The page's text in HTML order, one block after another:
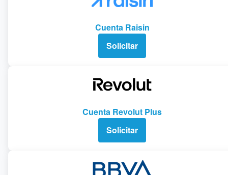
Cuenta Raisin
Solicitar
Cuenta Revolut Plus
Solicitar